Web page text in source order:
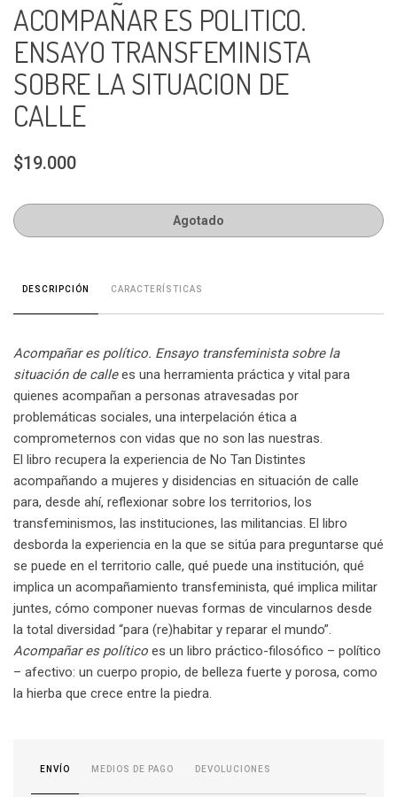
ACOMPAÑAR ES POLITICO.
ENSAYO TRANSFEMINISTA
SOBRE LA SITUACION DE
CALLE
$19.000
Agotado
DESCRIPCIÓN CARACTERÍSTICAS
Acompañar es político. Ensayo transfeminista sobre la
situación de callees una herramienta práctica y vital para
quienes acompañan a personas atravesadas por
problemáticas sociales, una interpelación ética a
comprometernos con vidas que no son las nuestras.
El libro recupera la experiencia de No Tan Distintes
acompañando a mujeres y disidencias en situación de calle
para, desde ahí, reflexionar sobre los territorios, los
transfeminismos, las instituciones, las militancias. El libro
desborda la experiencia en la que se sitúa para preguntarse qué
se puede en el territorio calle, qué puede una institución, qué
implica un acompañamiento transfeminista, qué implica militar
juntes, cómo componer nuevas formas de vincularnos desde
la total diversidad “para (re)habitar y reparar el mundo”.
Acompañar es político es un libro práctico-filosófico – político
– afectivo: un cuerpo propio, de belleza fuerte y porosa, como
la hierba que crece entre la piedra.
ENVÍO MEDIOS DE PAGO DEVOLUCIONES